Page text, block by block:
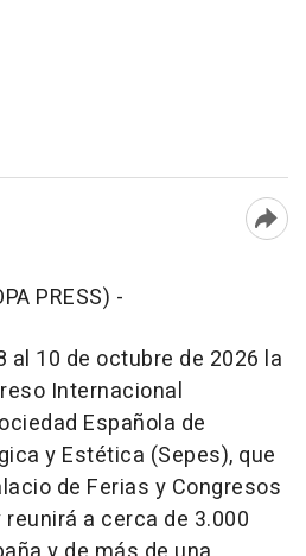
PRESS) -
al 10 de octubre de 2026 la
Internacional
Española de
y Estética (Sepes), que
de Ferias y Congresos
a cerca de 3.000